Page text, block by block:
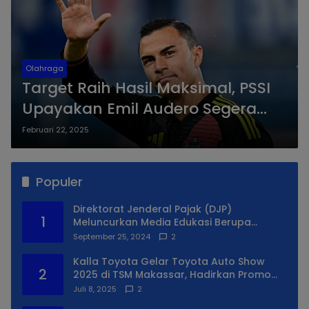
Olahraga
Target Raih Hasil Maksimal, PSSI
Upayakan Emil Audero Segera
Gabung Timnas Indonesia
Februari 22, 2025
Populer
1
Direktorat Jenderal Pajak (DJP)
Meluncurkan Media Edukasi Berupa
Simulator Coretax
September 25, 2024 2
2
Kalla Toyota Gelar Toyota Auto Show
2025 di TSM Makassar, Hadirkan Promo
Spesial
Juli 8, 2025 2